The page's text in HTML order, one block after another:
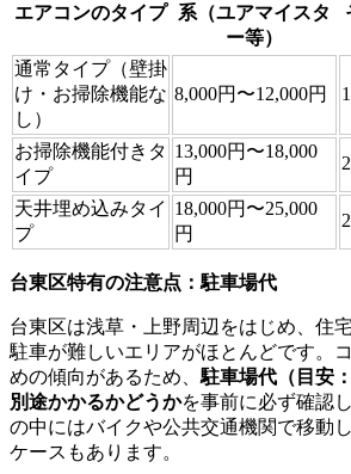
エアコンのタイプ 系（ユアマイスタ
ー等）
通常タイプ（壁掛
け・お掃除機能な
し）
8,000円〜12,000円
お掃除機能付きタ
イプ
13,000円〜18,000
円
天井埋め込みタイ
プ
18,000円〜25,000
円
台東区特有の注意点：駐車場代
台東区は浅草・上野周辺をはじめ、住
駐車が難しいエリアがほとんどです。
めの傾向があるため、駐車場代（目安
別途かかるかどうかを事前に必ず確認
の中にはバイクや公共交通機関で移動
ケースもあります。